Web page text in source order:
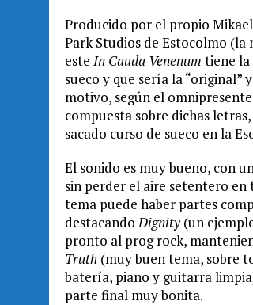
Producido por el propio
Park Studios de Estocolmo
este In Cauda Venenum tiene la
sueco y que sería la
motivo, según el
compuesta sobre dichas
sacado curso de sueco en la
El sonido es muy bueno, con
sin perder el aire setentero
tema puede haber partes
destacandoDignity (un
pronto al prog rock,
Truth (muy buen tema, sobre
batería, piano y guitarra
parte final muy bonita.